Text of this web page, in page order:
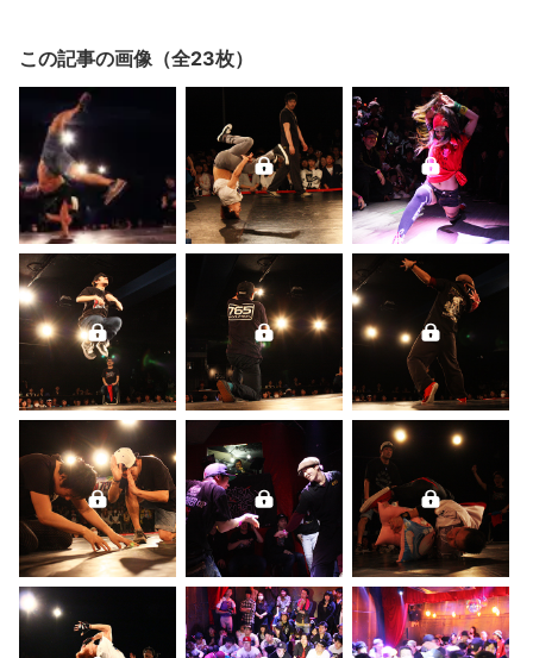
この記事の画像（全23枚）